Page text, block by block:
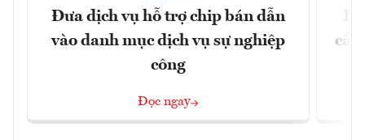
Đưa dịch vụ hỗ trợ chip bán dẫn
vào danh mục dịch vụ sự nghiệp
công
Đọc ngay